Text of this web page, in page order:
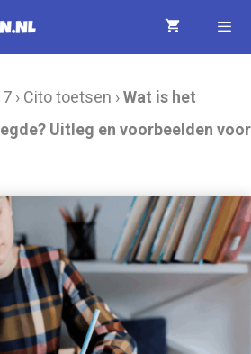
7 › Cito toetsen ›Wat is het
Uitleg en voorbeelden voor